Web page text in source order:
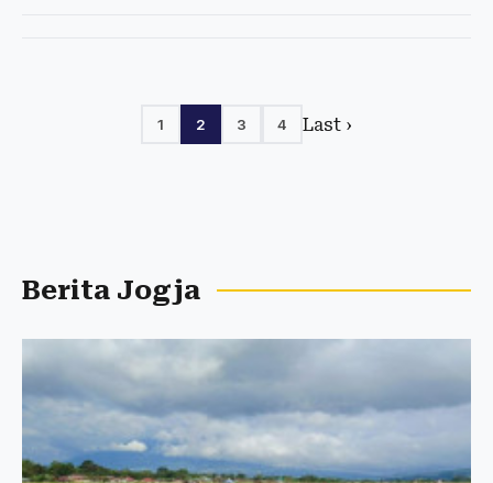
1 2 3 4 Last ›
Berita Jogja